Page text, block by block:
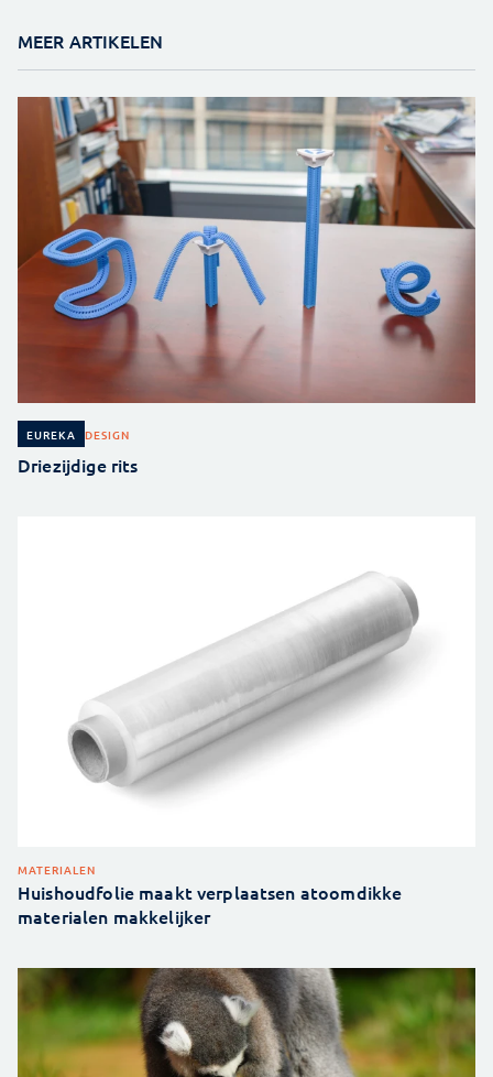
MEER ARTIKELEN
EUREKA DESIGN
Driezijdige rits
MATERIALEN
Huishoudfolie maakt verplaatsen atoomdikke
materialen makkelijker